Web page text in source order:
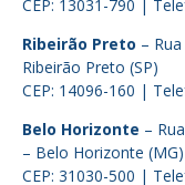
CEP: 13031-790 |
Ribeirão Preto –
Ribeirão Preto (SP)
CEP: 14096-160 |
Belo Horizonte –
– Belo Horizonte (MG)
CEP: 31030-500 |